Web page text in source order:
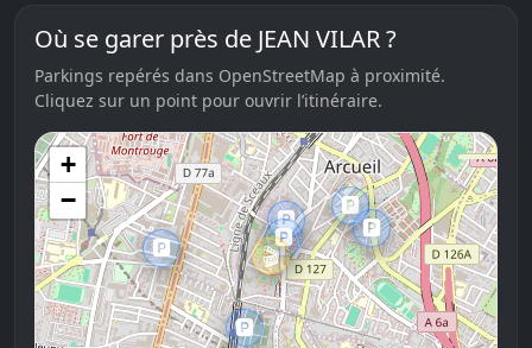
Où se garer près de JEAN VILAR ?
Parkings repérés dans OpenStreetMap à proximité.
Cliquez sur un point pour ouvrir l’itinéraire.
🎬
🅿️
🅿️
🅿️
🅿️
🅿️
🅿️
+
−